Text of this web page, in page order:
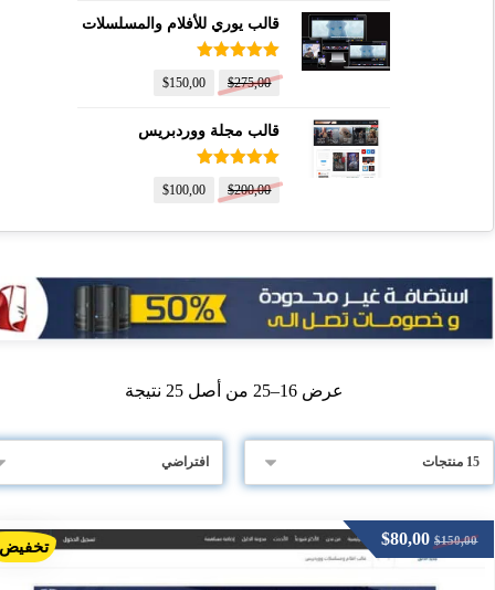
قالب يوري للأفلام والمسلسلات
تم التقييم
5.00من 5
$275,00
$150,00
قالب مجلة ووردبريس
تم التقييم
5.00من 5
$200,00
$100,00
عرض 16–25 من أصل 25 نتيجة
$150,00
$80,00